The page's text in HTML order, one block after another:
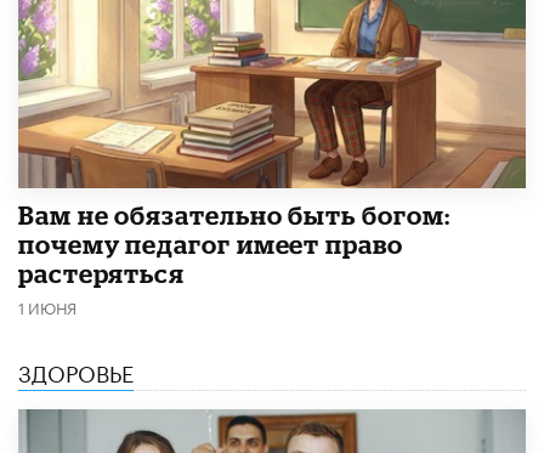
​Вам не обязательно быть богом:
почему педагог имеет право
растеряться
1 ИЮНЯ
ЗДОРОВЬЕ